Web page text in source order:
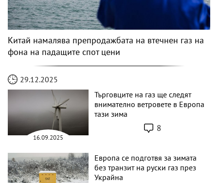
Китай намалява препродажбата на втечнен газ на
фона на падащите спот цени
29.12.2025
16.09.2025
Търговците на газ ще следят
внимателно ветровете в Европа
тази зима
8
Европа се подготвя за зимата
без транзит на руски газ през
Украйна